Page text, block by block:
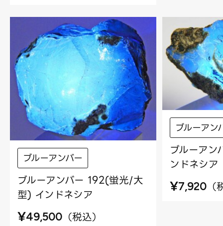
ブルーアンバー
ブルーアンバー 192(蛍光/大
型) インドネシア
¥49,500 （税込）
ブルーアン
ブルーア
ンドネシア
¥7,920 （